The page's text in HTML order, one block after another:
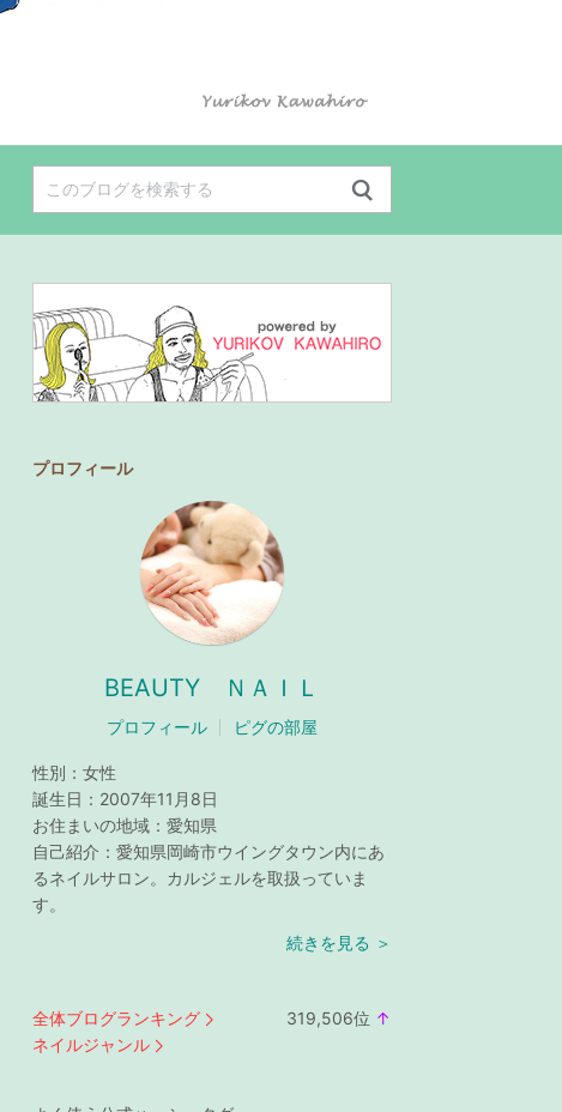
プロフィール
BEAUTY ＮＡＩＬ
プロフィール ピグの部屋
性別： 女性
誕生日： 2007年11月8日
お住まいの地域： 愛知県
自己紹介： 愛知県岡崎市ウイングタウン内にあ
るネイルサロン。カルジェルを取扱っていま
す。
続きを見る ＞
全体ブログランキング 319,506位 ↑
ネイルジャンル